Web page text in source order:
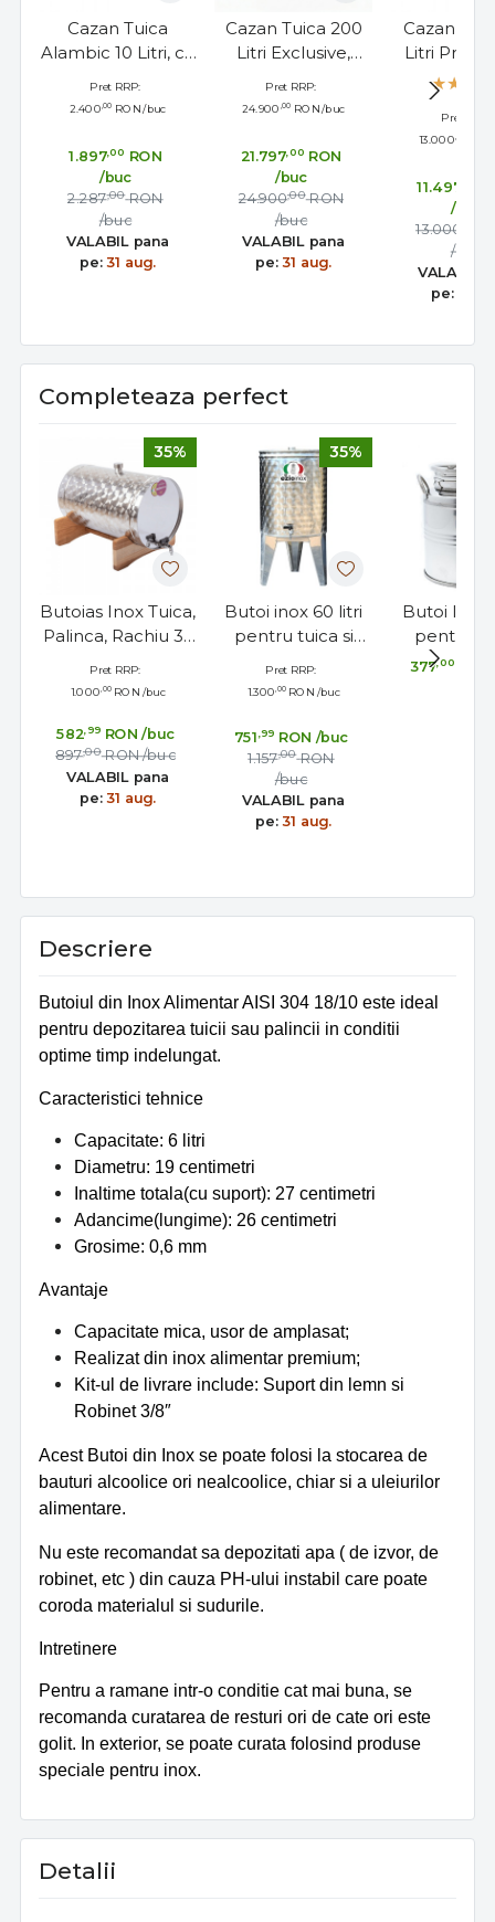
Cazan Tuica
Alambic 10 Litri, cu
Inclus
Pret RRP:
2.400 ,00 RON/buc
1.897,00 RON
/buc
2.287,00 RON
/buc
VALABIL pana
pe: 31 aug.
Cazan Tuica 200
Litri Exclusive,
Amestecator
Motoreductor
Pret RRP:
24.900 ,00 RON/buc
21.797,00 RON
/buc
24.900,00 RON
/buc
VALABIL pana
pe: 31 aug.
Cazan
Litri
Stabil
Pret RRP:
13.000
11.497
/buc
13.000
/buc
VALABIL
pe:
Completeaza perfect
35%
Butoias Inox Tuica,
Palinca, Rachiu 35
Pret RRP:
1.000 ,00 RON /buc
582,99 RON /buc
897,00 RON /buc
VALABIL pana
pe: 31 aug.
35%
Butoi inox 60 litri
pentru tuica si
filetat
Pret RRP:
1.300,00 RON /buc
751 ,99 RON /buc
1.157,00 RON
/buc
VALABIL pana
pe: 31 aug.
Butoi Inox
pentru
Palinca,
377,00
Descriere
Butoiul din Inox Alimentar AISI 304 18/10 este ideal
pentru depozitarea tuicii sau palincii in conditii
optime timp indelungat.
Caracteristici tehnice
Capacitate: 6 litri
Diametru: 19 centimetri
Inaltime totala(cu suport): 27 centimetri
Adancime(lungime): 26 centimetri
Grosime: 0,6 mm
Avantaje
Capacitate mica, usor de amplasat;
Realizat din inox alimentar premium;
Kit-ul de livrare include: Suport din lemn si
Robinet 3/8″
Acest Butoi din Inox se poate folosi la stocarea de
bauturi alcoolice ori nealcoolice, chiar si a uleiurilor
alimentare.
Nu este recomandat sa depozitati apa ( de izvor, de
robinet, etc ) din cauza PH-ului instabil care poate
coroda materialul si sudurile.
Intretinere
Pentru a ramane intr-o conditie cat mai buna, se
recomanda curatarea de resturi ori de cate ori este
golit. In exterior, se poate curata folosind produse
speciale pentru inox.
Detalii